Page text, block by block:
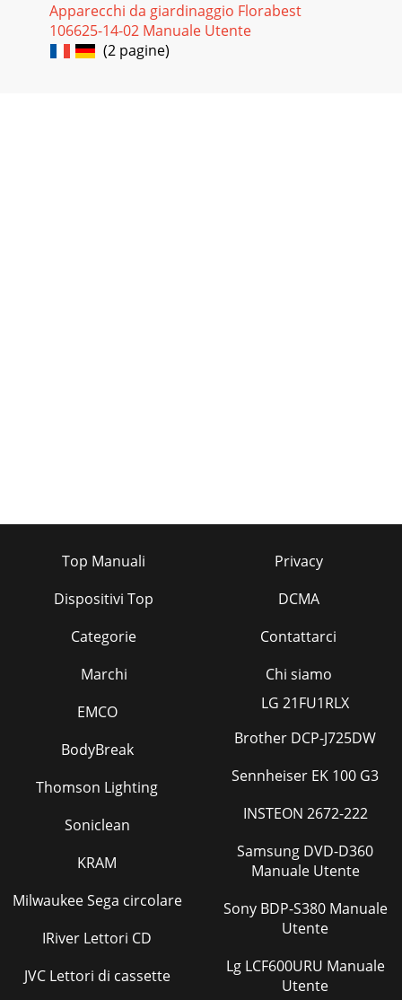
Apparecchi da giardinaggio Florabest
106625-14-02 Manuale Utente
(2 pagine)
Top Manuali
Dispositivi Top
Categorie
Marchi
Privacy
DCMA
Contattarci
Chi siamo
EMCO
BodyBreak
Thomson Lighting
Soniclean
KRAM
Milwaukee Sega circolare
IRiver Lettori CD
JVC Lettori di cassette
LG 21FU1RLX
Brother DCP-J725DW
Sennheiser EK 100 G3
INSTEON 2672-222
Samsung DVD-D360
Manuale Utente
Sony BDP-S380 Manuale
Utente
Lg LCF600URU Manuale
Utente